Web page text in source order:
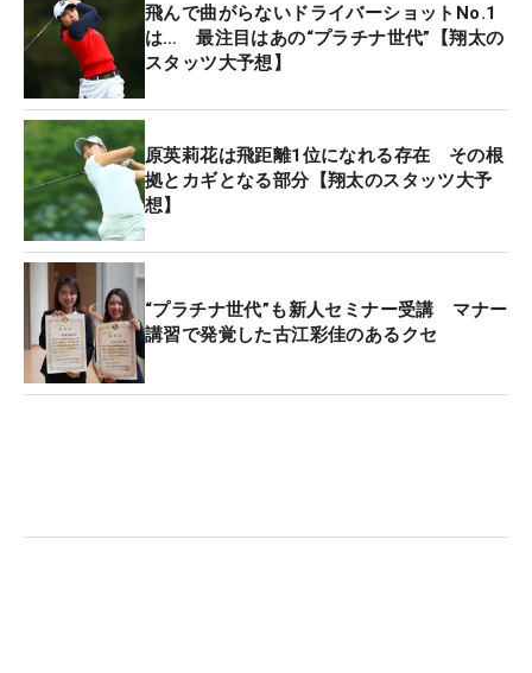
具体的にはフェースローテーションを抑えながら打
つという、今どきのスイングが自然にできていると
続ける。
「トップでは、下半身に対して上半身がすごく回っ
てしっかりと捻転差を作れている。これでパワーが
たまっている。そこから切り替えして、クラブを下
ろしてくるわけですが、インパクトまで体が開きす
ぎていない。だからためたパワーが逃げずにボール
に伝わっている。また手首をこねず、ボディターン
に合わせてクラブのフェースが回っているから、方
向性も安定しています」。飛んで曲がらない。これ
飛んで曲がらないドライバーショットNo.1
は… 最注目はあの“プラチナ世代”【翔太の
スタッツ大予想】
原英莉花は飛距離1位になれる存在 その根
拠とカギとなる部分【翔太のスタッツ大予
想】
“プラチナ世代”も新人セミナー受講 マナー
講習で発覚した古江彩佳のあるクセ